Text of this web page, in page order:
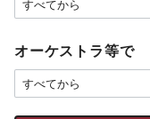
オーケストラ等で